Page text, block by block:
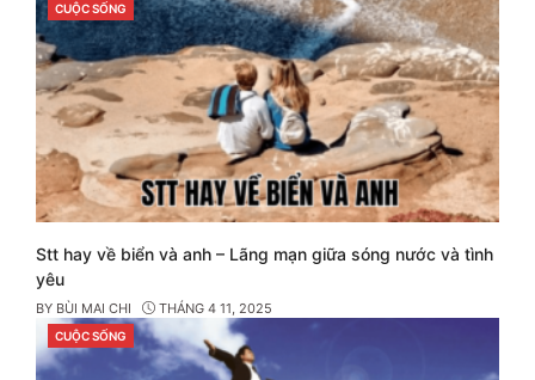
CATEGORIES
CUỘC SỐNG
Stt hay về biển và anh – Lãng mạn giữa sóng nước và tình
yêu
BY BÙI MAI CHI
THÁNG 4 11, 2025
CATEGORIES
CUỘC SỐNG